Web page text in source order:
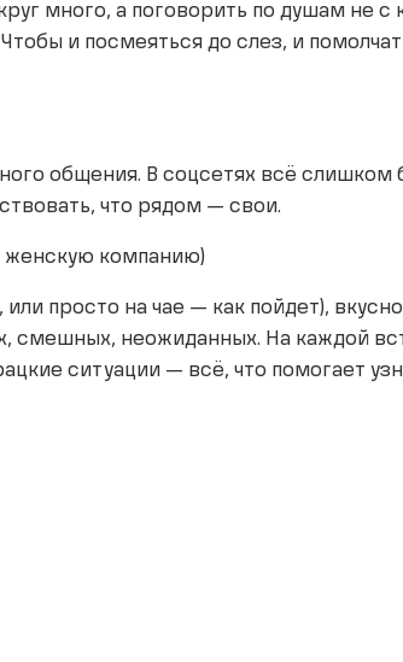
много, а поговорить по душам не
и посмеяться до слез, и
общения. В соцсетях всё
что рядом — свои.
женскую компанию)
или просто на чае — как пойдет),
смешных, неожиданных. На каждой
ситуации — всё, что помогает